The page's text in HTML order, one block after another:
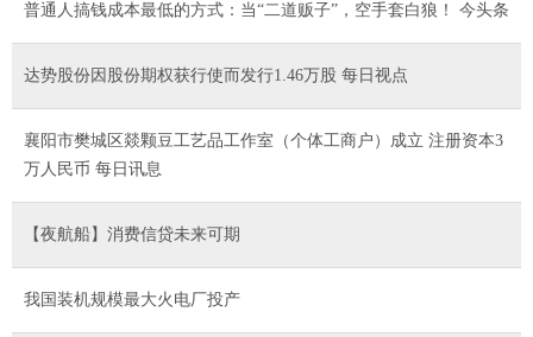
普通人搞钱成本最低的方式：当“二道贩子”，空手套白狼！ 今头条
达势股份因股份期权获行使而发行1.46万股 每日视点
襄阳市樊城区燚颗豆工艺品工作室（个体工商户）成立 注册资本3
万人民币 每日讯息
【夜航船】消费信贷未来可期
我国装机规模最大火电厂投产